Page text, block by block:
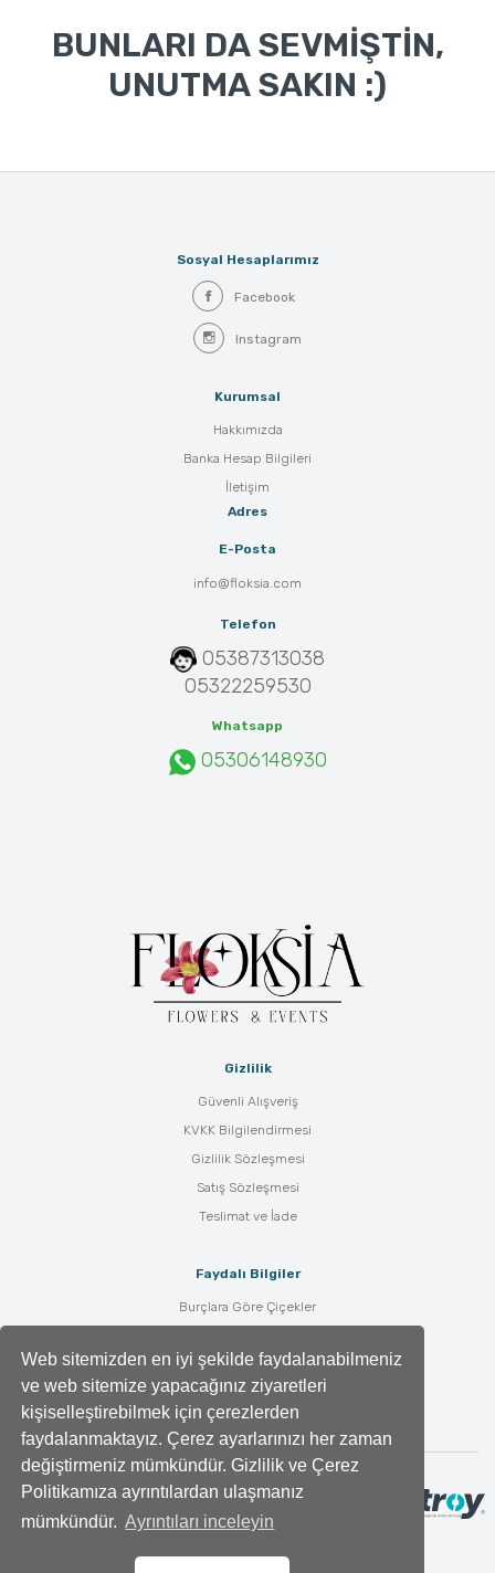
Web sitemizden en iyi şekilde faydalanabilmeniz
ve web sitemize yapacağınız ziyaretleri
kişiselleştirebilmek için çerezlerden
faydalanmaktayız. Çerez ayarlarınızı her zaman
değiştirmeniz mümkündür. Gizlilik ve Çerez
Politikamıza ayrıntılardan ulaşmanız
mümkündür. Ayrıntıları inceleyin
BUNLARI DA SEVMİŞTİN,
UNUTMA SAKIN :)
Sosyal Hesaplarımız
Facebook
Instagram
Kurumsal
Hakkımızda
Banka Hesap Bilgileri
İletişim
Adres
E-Posta
info@floksia.com
Telefon
05387313038
05322259530
Whatsapp
05306148930
Gizlilik
Güvenli Alışveriş
KVKK Bilgilendirmesi
Gizlilik Sözleşmesi
Satış Sözleşmesi
Teslimat ve İade
Faydalı Bilgiler
Burçlara Göre Çiçekler
Çiçek Anlamları
Tüm Blog Yazıları